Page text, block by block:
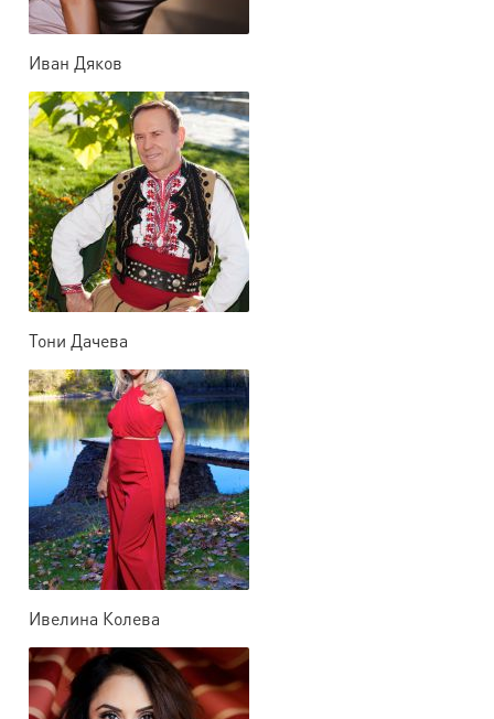
Иван Дяков
Тони Дачева
Ивелина Колева